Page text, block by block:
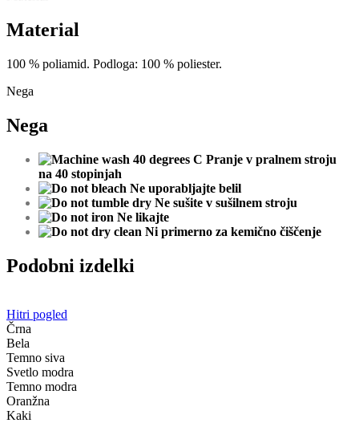
Material
100 % poliamid. Podloga: 100 % poliester.
Nega
Nega
Pranje v pralnem stroju
na 40 stopinjah
Ne uporabljajte belil
Ne sušite v sušilnem stroju
Ne likajte
Ni primerno za kemično čiščenje
Podobni izdelki
Hitri pogled
Črna
Bela
Temno siva
Svetlo modra
Temno modra
Oranžna
Kaki